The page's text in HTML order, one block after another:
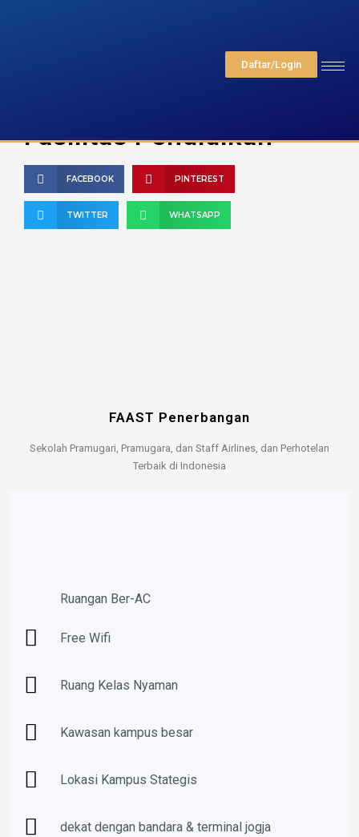
Daftar/Login
FAAST Penerbangan
Sekolah Pramugari, Pramugara, dan Staff Airlines, dan Perhotelan
Terbaik di Indonesia
Fasilitas Pendidikan
FACEBOOK PINTEREST
TWITTER WHATSAPP
Ruangan Ber-AC
Free Wifi
Ruang Kelas Nyaman
Kawasan kampus besar
Lokasi Kampus Stategis
dekat dengan bandara & terminal jogja